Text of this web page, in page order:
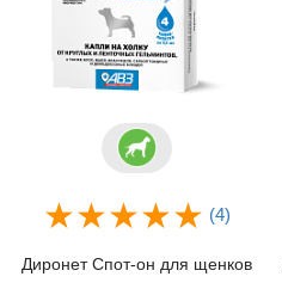
(4)
Диронет Спот-он для щенков